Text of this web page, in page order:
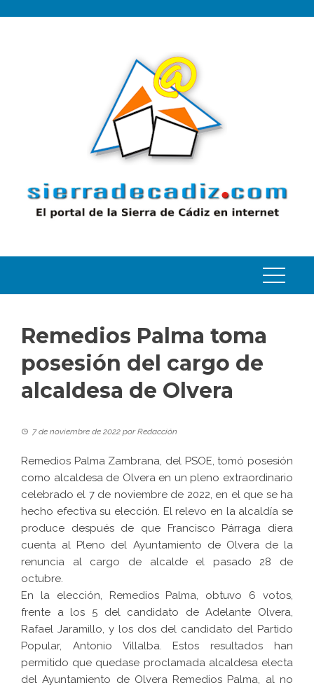
Remedios Palma toma
posesión del cargo de
alcaldesa de Olvera
7 de noviembre de 2022 porRedacción
Remedios Palma Zambrana, del PSOE, tomó posesión
como alcaldesa de Olvera en un pleno extraordinario
celebrado el 7 de noviembre de 2022, en el que se ha
hecho efectiva su elección. El relevo en la alcaldía se
produce después de que Francisco Párraga diera
cuenta al Pleno del Ayuntamiento de Olvera de la
renuncia al cargo de alcalde el pasado 28 de
octubre.
En la elección, Remedios Palma, obtuvo 6 votos,
frente a los 5 del candidato de Adelante Olvera,
Rafael Jaramillo, y los dos del candidato del Partido
Popular, Antonio Villalba. Estos resultados han
permitido que quedase proclamada alcaldesa electa
del Ayuntamiento de Olvera Remedios Palma, al no